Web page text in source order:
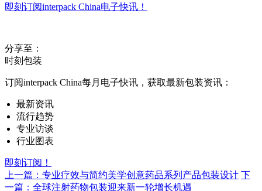
即刻订阅interpack China电子快讯！
分享至：
时刻包装
订阅interpack China每月电子快讯，获取最新包装资讯：
最新资讯
流行趋势
专业访谈
行业图表
即刻订阅！
上一篇：专业疗效与简约美学创意药品系列产品包装设计 下
一篇：全球注射药物包装迎来新一轮增长机遇